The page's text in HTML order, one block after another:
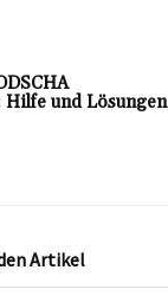
und Lösungen
Artikel